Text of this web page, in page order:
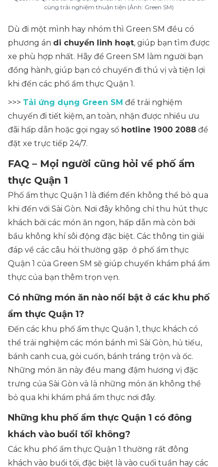
cùng trải nghiệm thuận tiện (Ảnh: Green SM)
Dù đi một mình hay nhóm thì Green SM đều có
phương án di chuyển linh hoạt, giúp bạn tìm được
xe phù hợp nhất. Hãy để Green SM làm người bạn
đồng hành, giúp bạn có chuyến đi thú vị và tiện lợi
khi đến các phố ẩm thực Quận 1.
>>> Tải ứng dụng Green SM để trải nghiệm
chuyến đi tiết kiệm, an toàn, nhận được nhiều ưu
đãi hấp dẫn hoặc gọi ngay số hotline 1900 2088 để
đặt xe trực tiếp 24/7.
FAQ – Mọi người cũng hỏi về phố ẩm
thực Quận 1
Phố ẩm thực Quận 1 là điểm đến không thể bỏ qua
khi đến với Sài Gòn. Nơi đây không chỉ thu hút thực
khách bởi các món ăn ngon, hấp dẫn mà còn bởi
bầu không khí sôi động đặc biệt. Các thông tin giải
đáp về các câu hỏi thường gặp ở phố ẩm thực
Quận 1 của Green SM sẽ giúp chuyến khám phá ẩm
thực của bạn thêm trọn vẹn.
Có những món ăn nào nổi bật ở các khu phố
ẩm thực Quận 1?
Đến các khu phố ẩm thực Quận 1, thực khách có
thể trải nghiệm các món bánh mì Sài Gòn, hủ tiếu,
bánh canh cua, gỏi cuốn, bánh tráng trộn và ốc.
Những món ăn này đều mang đậm hương vị đặc
trưng của Sài Gòn và là những món ăn không thể
bỏ qua khi khám phá ẩm thực nơi đây.
Những khu phố ẩm thực Quận 1 có đông
khách vào buổi tối không?
Các khu phố ẩm thực Quận 1 thường rất đông
khách vào buổi tối, đặc biệt là vào cuối tuần hay các